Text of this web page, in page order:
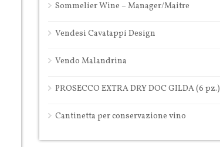
Sommelier Wine – Manager/Maitre
Vendesi Cavatappi Design
Vendo Malandrina
PROSECCO EXTRA DRY DOC GILDA (6 pz.)
Cantinetta per conservazione vino